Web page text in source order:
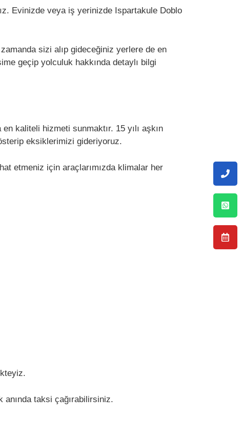
Evinizde veya iş yerinizde Ispartakule Doblo
sizi alıp gideceğiniz yerlere de en
geçip yolculuk hakkında detaylı bilgi
kaliteli hizmeti sunmaktır. 15 yılı aşkın
eksiklerimizi gideriyoruz.
etmeniz için araçlarımızda klimalar her
taksi çağırabilirsiniz.